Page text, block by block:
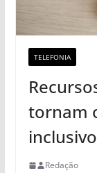
TELEFONIA
tornam
Redação